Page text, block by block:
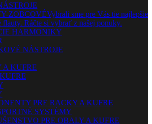
ZOBCOVÉVybrali sme pre Vás tie najlepšie
flauty. Ráčte si vybrať z našej ponuky.
HARMONIKY
NÁSTROJE
A KUFRE
PRE RACKY A KUFRE
SYSTÉMY
PRE OBALY A KUFRE